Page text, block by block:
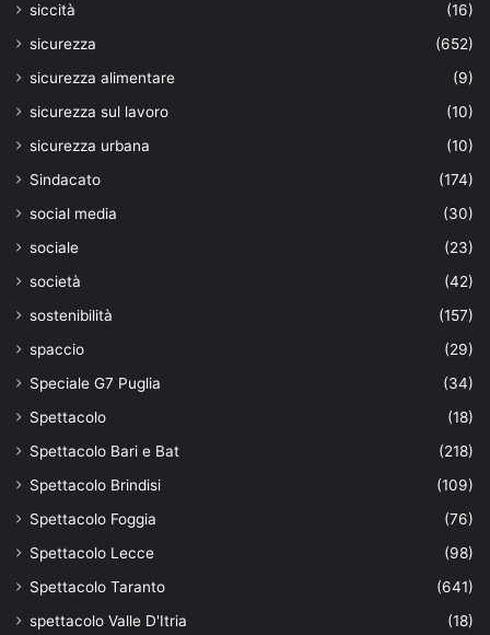
siccità
(16)
sicurezza
(652)
sicurezza alimentare
(9)
sicurezza sul lavoro
(10)
sicurezza urbana
(10)
Sindacato
(174)
social media
(30)
sociale
(23)
società
(42)
sostenibilità
(157)
spaccio
(29)
Speciale G7 Puglia
(34)
Spettacolo
(18)
Spettacolo Bari e Bat
(218)
Spettacolo Brindisi
(109)
Spettacolo Foggia
(76)
Spettacolo Lecce
(98)
Spettacolo Taranto
(641)
spettacolo Valle D'Itria
(18)